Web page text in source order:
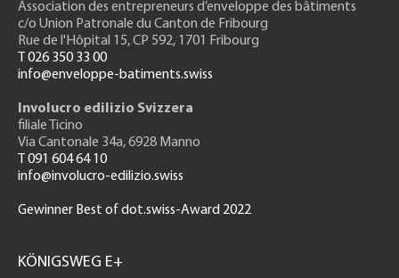
Association des entrepreneurs d’enveloppe des bâtiments
c/o Union Patronale du Canton de Fribourg
Rue de l'Hôpital 15, CP 592, 1701 Fribourg
T 026 350 33 00
info@enveloppe-batiments.swiss
Involucro edilizio Svizzera
filiale Ticino
Via Cantonale 34a, 6928 Manno
T 091 604 64 10
info@involucro-edilizio.swiss
Gewinner Best of dot.swiss-Award 2022
GH
KÖNIGSWEG E+